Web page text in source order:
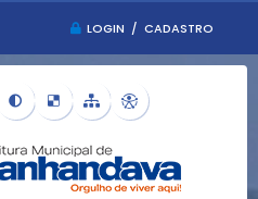
LOGIN / CADASTRO